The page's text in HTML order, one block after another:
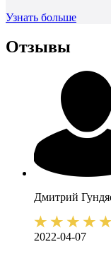
Узнать больше
Отзывы
Дмитрий
2022-04-07